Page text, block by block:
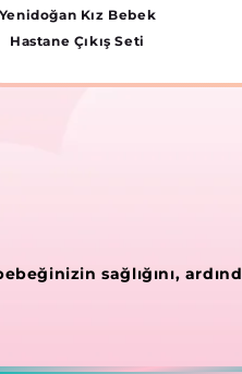
Yenidoğan Kız Bebek
Hastane Çıkış Seti
sağlığını,